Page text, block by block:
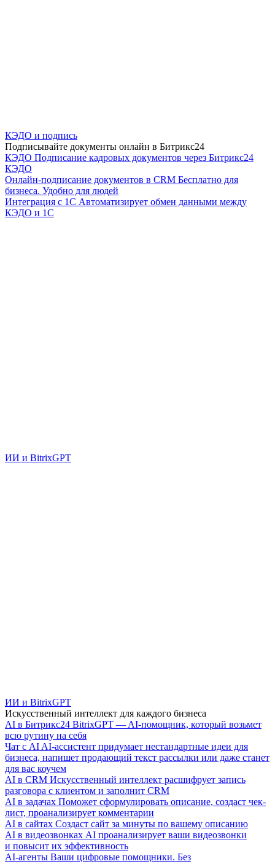
КЭДО и подпись
Подписывайте документы онлайн в Битрикс24
КЭДО Подписание кадровых документов через Битрикс24
КЭДО
Онлайн-подписание документов в CRM Бесплатно для
бизнеса. Удобно для людей
Интеграция с 1С Автоматизирует обмен данными между
КЭДО и 1С
ИИ и BitrixGPT
ИИ и BitrixGPT
Искусственный интеллект для каждого бизнеса
AI в Битрикс24 BitrixGPT — AI-помощник, который возьмет
всю рутину на себя
Чат с AI AI-ассистент придумает нестандартные идеи для
бизнеса, напишет продающий текст рассылки или даже станет
для вас коучем
AI в CRM Искусственный интеллект расшифрует запись
разговора с клиентом и заполнит CRM
AI в задачах Поможет сформулировать описание, создаст чек-
лист, проанализирует комментарии
AI в сайтах Создаст сайт за минуты по вашему описанию
AI в видеозвонках AI проанализирует ваши видеозвонки
и повысит их эффективность
AI-агенты Ваши цифровые помощники. Без